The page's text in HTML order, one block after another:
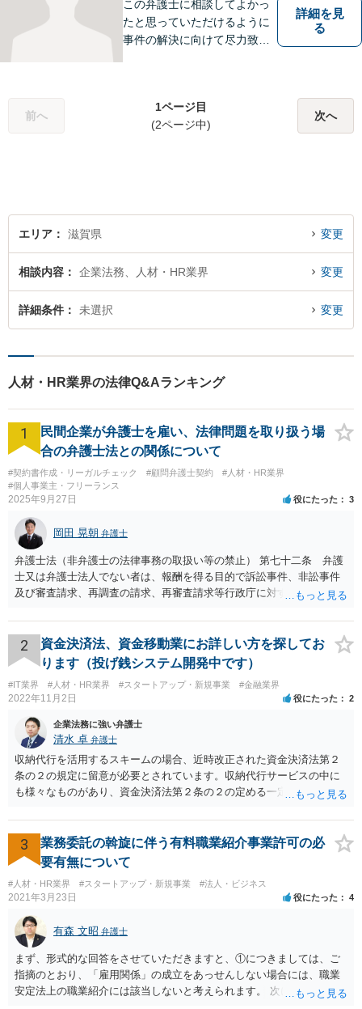
この弁護士に相談してよかっ
たと思っていただけるように
事件の解決に向けて尽力致し
詳細を見
る
前へ
1ページ目
(2ページ中)
次へ
エリア 滋賀県 変更
相談内容 企業法務、人材・HR業界 変更
詳細条件 未選択 変更
人材・HR業界の法律Q&Aランキング
1
民間企業が弁護士を雇い、法律問題を取り扱う場
合の弁護士法との関係について
#契約書作成・リーガルチェック #顧問弁護士契約
#人材・HR業界
#個人事業主・フリーランス
2025年9月27日 役にたった 3
岡田 晃朝 弁護士
弁護士法（非弁護士の法律事務の取扱い等の禁止） 第七十二条 弁護
士又は弁護士法人でない者は、報酬を得る目的で訴訟事件、非訟事件
及び審査請求、再調査の請求、再審査請求等行政庁に対する不服申立
の他の法律事務を取り扱い、又はこれらの周旋をすることを業とする
ことができない。ただし、この法律又は他の法律に別段の定めがある
場合は、この限りでない。 で、自身がする場合だけでなく、弁護士で
ないものに、あっせんしたりすることも違法ですから、問題になるか
と思います。
2
資金決済法、資金移動業にお詳しい方を探してお
ります（投げ銭システム開発中です）
#IT業界 #人材・HR業界 #スタートアップ・新規事業 #金融業界
2022年11月2日 役にたった 2
企業法務に強い弁護士
清水 卓 弁護士
収納代行を活用するスキームの場合、近時改正された資金決済法第２
条の２の規定に留意が必要とされています。収納代行サービスの中に
も様々なものがあり、資金決済法第２条の２の定める一定の要件（内
ことが明らかにされました。 この資金決済法第２条の２の定める一
定の要件（内閣府令で定める要件も含む）については、該当条文を見
るだけではなかなか理解し難いところがあるかと思いますし、この掲
示板で回答するには限界がありますので、この分野に詳しそうな弁護
士の方に直接相談なさってみて下さい。 （資金決済法） 第二条の二
金銭債権を有する者（以下この条において「受取人」という。）から
の委託、受取人からの金銭債権の譲受けその他これらに類する方法に
より、当該金銭債権に係る債務者又は当該債務者からの委託（二以上
の段階にわたる委託を含む。）その他これに類する方法により支払を
行う者から弁済として資金を受け入れ、又は他の者に受け入れさせ、
当該受取人に当該資金を移動させる行為（当該資金を当該受取人に交
付することにより移動させる行為を除く。）であって、受取人が個人
3
業務委託の斡旋に伴う有料職業紹介事業許可の必
要有無について
#人材・HR業界 #スタートアップ・新規事業 #法人・ビジネス
2021年3月23日 役にたった 4
有森 文昭 弁護士
まず、形式的な回答をさせていただきますと、①につきましては、ご
指摘のとおり、「雇用関係」の成立をあっせんしない場合には、職業
安定法上の職業紹介には該当しないと考えられます。 次に、②につい